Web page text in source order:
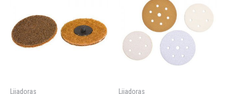
Lijadoras Lijadoras